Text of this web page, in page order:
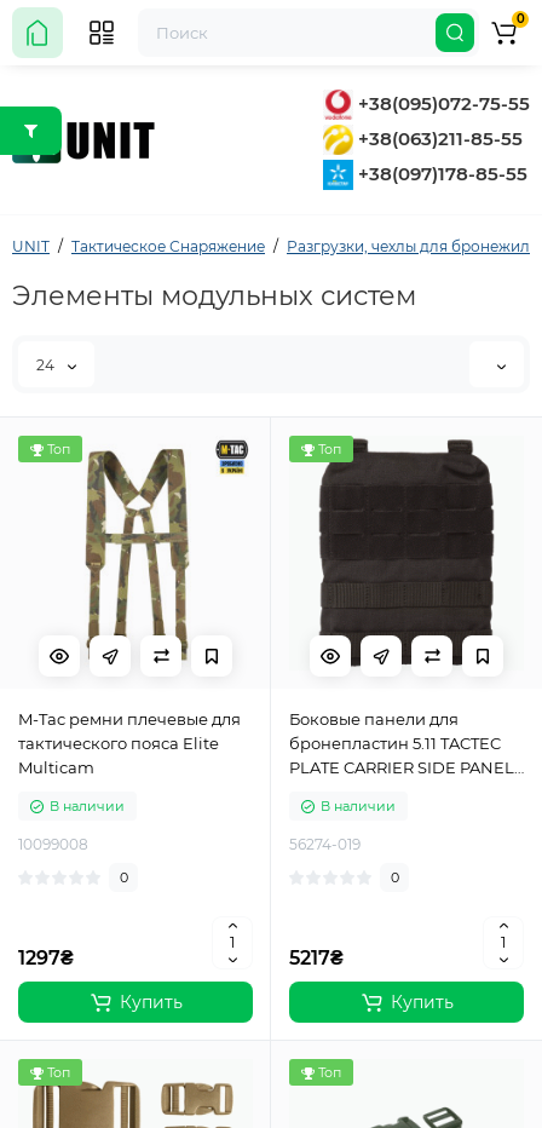
+38(095)072-75-55
+38(063)211-85-55
+38(097)178-85-55
0
UNIT Тактическое Снаряжение Разгрузки, чехлы для
Элементы модульных систем
24
Топ
M-Tac ремни плечевые для
тактического пояса Elite
Multicam
В наличии
10099008
0
1297₴
Купить
Топ
Боковые панели для
бронепластин 5.11 TACTEC
PLATE CARRIER SIDE PANELS
В наличии
56274-019
0
5217₴
Купить
Топ Топ